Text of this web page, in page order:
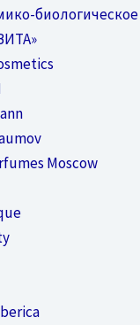
Moscow